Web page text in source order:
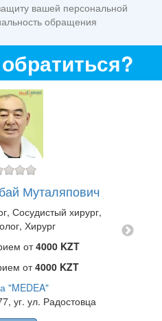
вашей персональной
обращения
Муталяпович
Сосудистый хирург,
Хирург
от4000 KZT
от4000 KZT
"MEDEA"
уг. ул. Радостовца